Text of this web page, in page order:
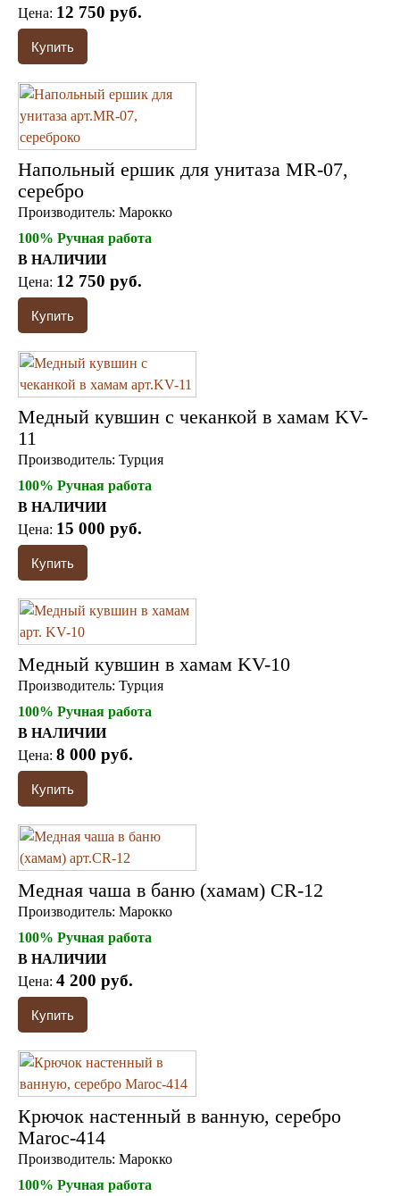
Цена: 12 750 руб.
Напольный ершик для унитаза MR-07,
серебро
Производитель: Марокко
100% Ручная работа
В НАЛИЧИИ
Цена: 12 750 руб.
Медный кувшин с чеканкой в хамам KV-
11
Производитель: Турция
100% Ручная работа
В НАЛИЧИИ
Цена: 15 000 руб.
Медный кувшин в хамам KV-10
Производитель: Турция
100% Ручная работа
В НАЛИЧИИ
Цена: 8 000 руб.
Медная чаша в баню (хамам) CR-12
Производитель: Марокко
100% Ручная работа
В НАЛИЧИИ
Цена: 4 200 руб.
Крючок настенный в ванную, серебро
Maroc-414
Производитель: Марокко
100% Ручная работа